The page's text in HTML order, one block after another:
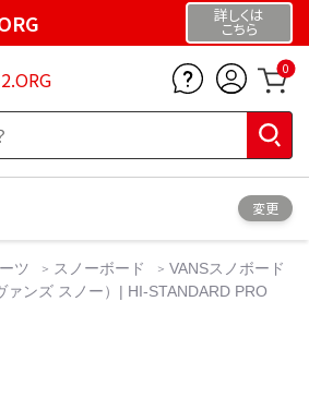
詳しくは
こちら
0
変更
ツ スノーボード
VANSスノボード
ァンズ スノー）| HI-STANDARD PRO